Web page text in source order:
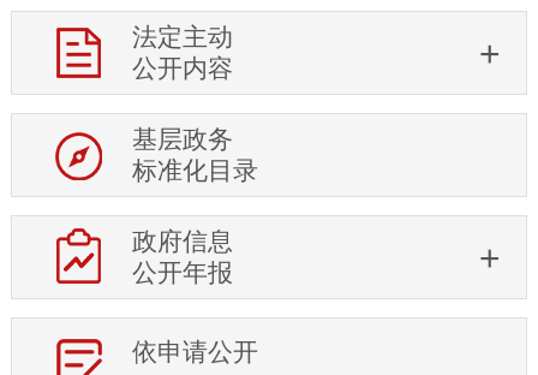
法定主动
公开内容
基层政务
标准化目录
政府信息
公开年报
依申请公开